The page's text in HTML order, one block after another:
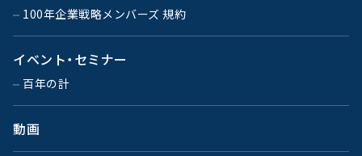
100年企業戦略メンバーズ 規約
イベント・セミナー
百年の計
動画